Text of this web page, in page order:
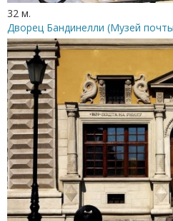
32 м.
Дворец Бандинелли (Музей